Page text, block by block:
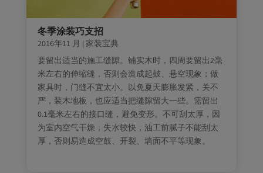
冬季涂装巧支招
2016年11 月 | 家装宝典
要留出适当的施工缝隙。铺实木时，四周要留出2毫
米左右的伸缩缝，否则会造成起鼓、悬空现象；做
家具时，门缝不宜太小。以免夏天膨胀发紧，关不
严，装木地板，也应适当把缝隙留大一些。需留出
0.1毫米左右的接口缝，避免变形。不可刮太厚，因
为室内空气干燥，失水较快，油工前腻子不能刮太
厚，否则易造成空鼓、开裂、墙面不平等现象。